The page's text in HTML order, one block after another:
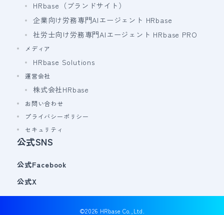
HRbase（ブランドサイト）
企業向け労務専門AIエージェント HRbase
社労士向け労務専門AIエージェント HRbase PRO
メディア
HRbase Solutions
運営会社
株式会社HRbase
お問い合わせ
プライバシーポリシー
セキュリティ
公式SNS
公式Facebook
公式X
©2026 HRbase Co.,Ltd.